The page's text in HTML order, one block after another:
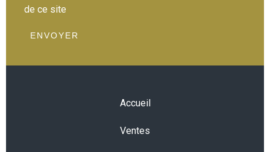
de ce site
ENVOYER
Accueil
Ventes